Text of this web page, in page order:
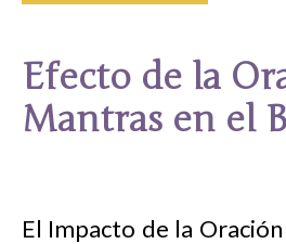
Efecto de la
Mantras en el
El Impacto de la